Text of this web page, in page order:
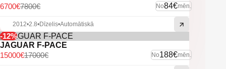
No84€mēn.
7800€
6700€
2012•2.8•Dīzelis•Automātiskā
-12%
JAGUAR F-PACE
No188€mēn.
17000€
15000€